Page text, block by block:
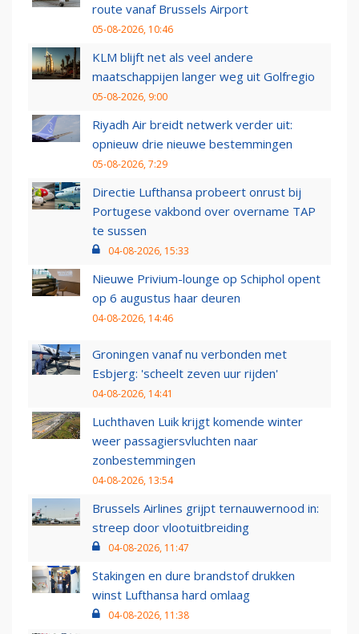
route vanaf Brussels Airport
05-08-2026, 10:46
KLM blijft net als veel andere
maatschappijen langer weg uit Golfregio
05-08-2026, 9:00
Riyadh Air breidt netwerk verder uit:
opnieuw drie nieuwe bestemmingen
05-08-2026, 7:29
Directie Lufthansa probeert onrust bij
Portugese vakbond over overname TAP
te sussen
04-08-2026, 15:33
Nieuwe Privium-lounge op Schiphol opent
op 6 augustus haar deuren
04-08-2026, 14:46
Groningen vanaf nu verbonden met
Esbjerg: 'scheelt zeven uur rijden'
04-08-2026, 14:41
Luchthaven Luik krijgt komende winter
weer passagiersvluchten naar
zonbestemmingen
04-08-2026, 13:54
Brussels Airlines grijpt ternauwernood in:
streep door vlootuitbreiding
04-08-2026, 11:47
Stakingen en dure brandstof drukken
winst Lufthansa hard omlaag
04-08-2026, 11:38